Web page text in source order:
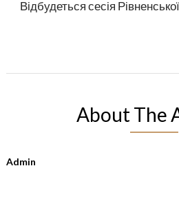
Відбудеться сесія
About The
Admin